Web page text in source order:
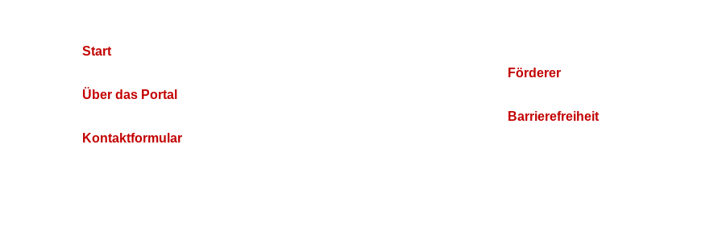
Start
Über das Portal
Kontaktformular
Förderer
Barrierefreiheit